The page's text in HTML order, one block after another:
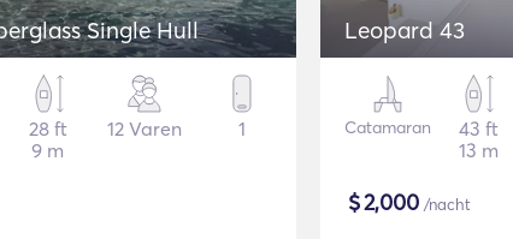
Single Hull
28 ft
9 m
12 Varen 1
Leopard 43
Catamaran
43 ft
13 m
$2,000 /nacht